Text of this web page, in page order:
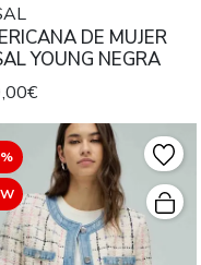
DE MUJER
YOUNG NEGRA